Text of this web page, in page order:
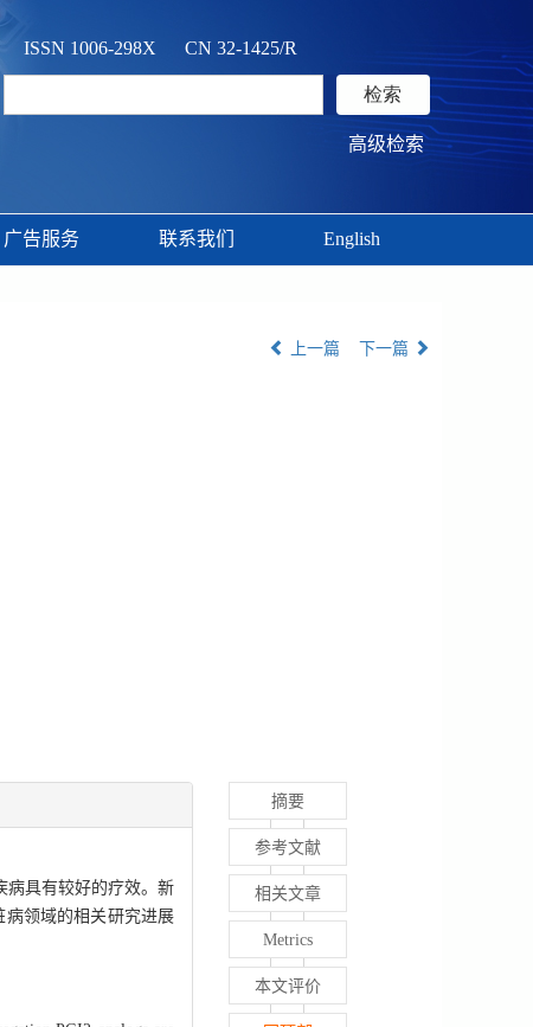
ISSN 1006-298X CN 32-1425/R
高级检索
广告服务 联系我们 English
上一篇 下一篇
病具有较好的疗效。新
病领域的相关研究进展
摘要
参考文献
相关文章
Metrics
本文评价